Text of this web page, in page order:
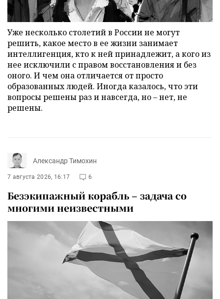
Уже несколько столетий в России не могут
решить, какое место в ее жизни занимает
интеллигенция, кто к ней принадлежит, а кого из
нее исключили с правом восстановления и без
оного. И чем она отличается от просто
образованных людей. Иногда казалось, что эти
вопросы решены раз и навсегда, но – нет, не
решены.
Александр Тимохин
7 августа 2026, 16:17 6
Безэкипажный корабль – задача со
многими неизвестными